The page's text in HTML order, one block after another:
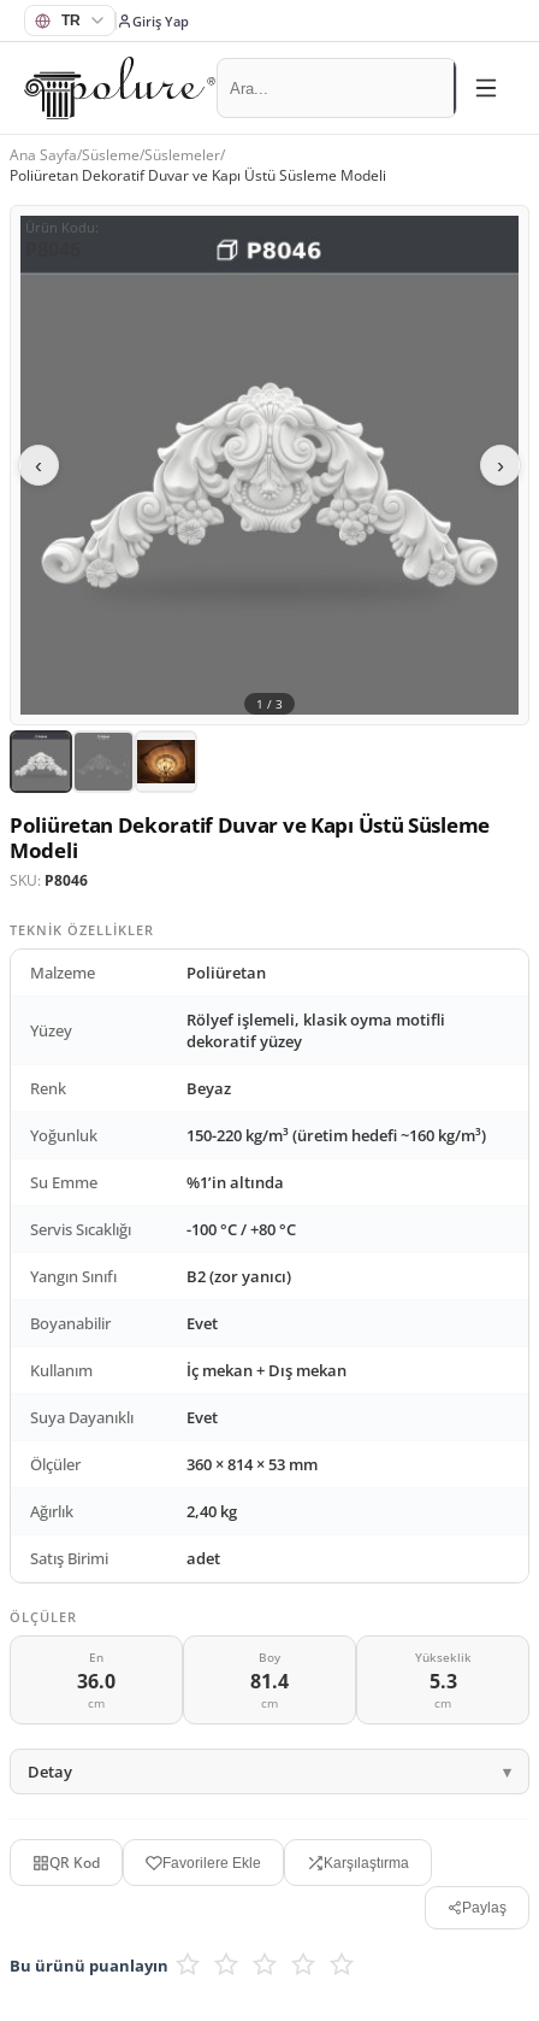
Giriş Yap
Ana Sayfa/Süsleme/Süslemeler/
Poliüretan Dekoratif Duvar ve Kapı Üstü Süsleme Modeli
Ürün Kodu:
‹ ›
1 / 3
Poliüretan Dekoratif Duvar ve Kapı Üstü Süsleme
Modeli
SKU: P8046
TEKNIK ÖZELLIKLER
Malzeme Poliüretan
Yüzey
Rölyef işlemeli, klasik oyma motifli
dekoratif yüzey
Renk Beyaz
Yoğunluk 150-220 kg/m³ (üretim hedefi ~160 kg/m³)
Su Emme %1’in altında
Servis Sıcaklığı -100 °C / +80 °C
Yangın Sınıfı B2 (zor yanıcı)
Boyanabilir Evet
Kullanım İç mekan + Dış mekan
Suya Dayanıklı Evet
Ölçüler 360 × 814 × 53 mm
Ağırlık 2,40 kg
Satış Birimi adet
ÖLÇÜLER
En
36.0
cm
Boy
81.4
cm
Yükseklik
5.3
cm
Detay
QR Kod Favorilere Ekle Karşılaştırma
Paylaş
Bu ürünü puanlayın